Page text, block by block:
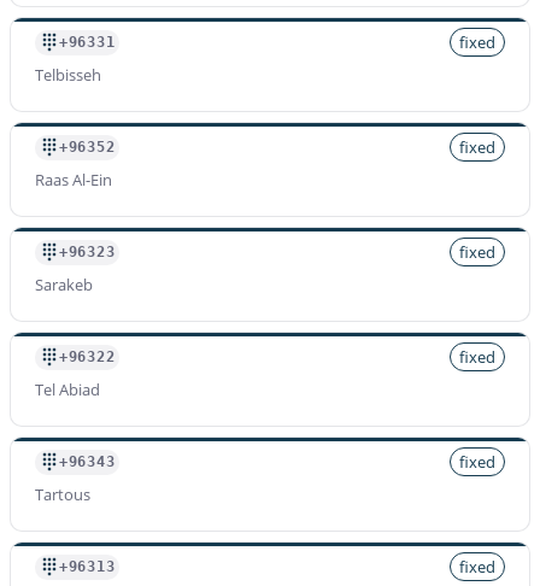
+96331
fixed
Telbisseh
+96352
fixed
Raas Al-Ein
+96323
fixed
Sarakeb
+96322
fixed
Tel Abiad
+96343
fixed
Tartous
+96313
fixed